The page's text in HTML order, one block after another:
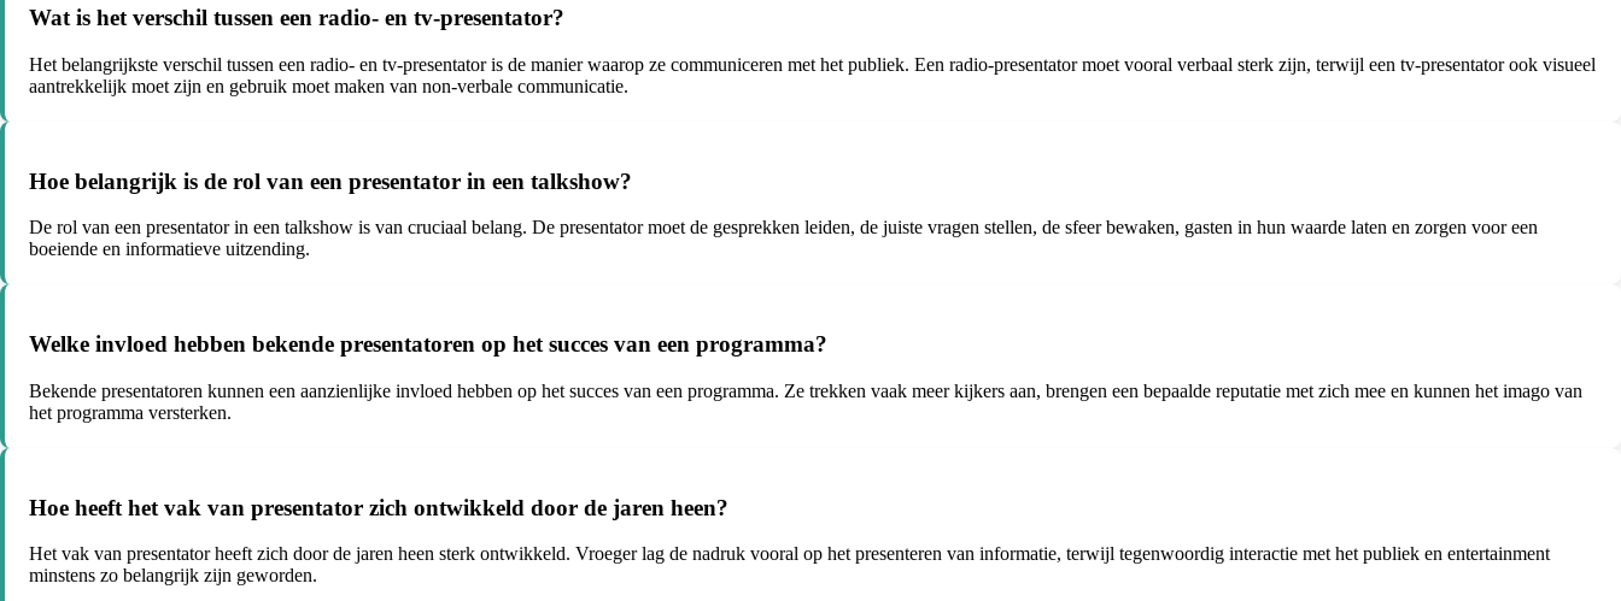
Wat is het verschil tussen een radio- en tv-presentator?
Het belangrijkste verschil tussen een radio- en tv-presentator is de manier waarop ze communiceren met het publiek. Een radio-presentator moet vooral verbaal sterk zijn, terwijl een tv-presentator ook visueel
aantrekkelijk moet zijn en gebruik moet maken van non-verbale communicatie.
Hoe belangrijk is de rol van een presentator in een talkshow?
De rol van een presentator in een talkshow is van cruciaal belang. De presentator moet de gesprekken leiden, de juiste vragen stellen, de sfeer bewaken, gasten in hun waarde laten en zorgen voor een
boeiende en informatieve uitzending.
Welke invloed hebben bekende presentatoren op het succes van een programma?
Bekende presentatoren kunnen een aanzienlijke invloed hebben op het succes van een programma. Ze trekken vaak meer kijkers aan, brengen een bepaalde reputatie met zich mee en kunnen het imago van
het programma versterken.
Hoe heeft het vak van presentator zich ontwikkeld door de jaren heen?
Het vak van presentator heeft zich door de jaren heen sterk ontwikkeld. Vroeger lag de nadruk vooral op het presenteren van informatie, terwijl tegenwoordig interactie met het publiek en entertainment
minstens zo belangrijk zijn geworden.